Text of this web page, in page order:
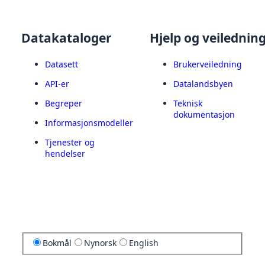
Datakataloger
Datasett
API-er
Begreper
Informasjonsmodeller
Tjenester og
hendelser
Hjelp og
Brukerveiledning
Datalandsbyen
Teknisk
dokumentasjon
Bokmål Nynorsk English